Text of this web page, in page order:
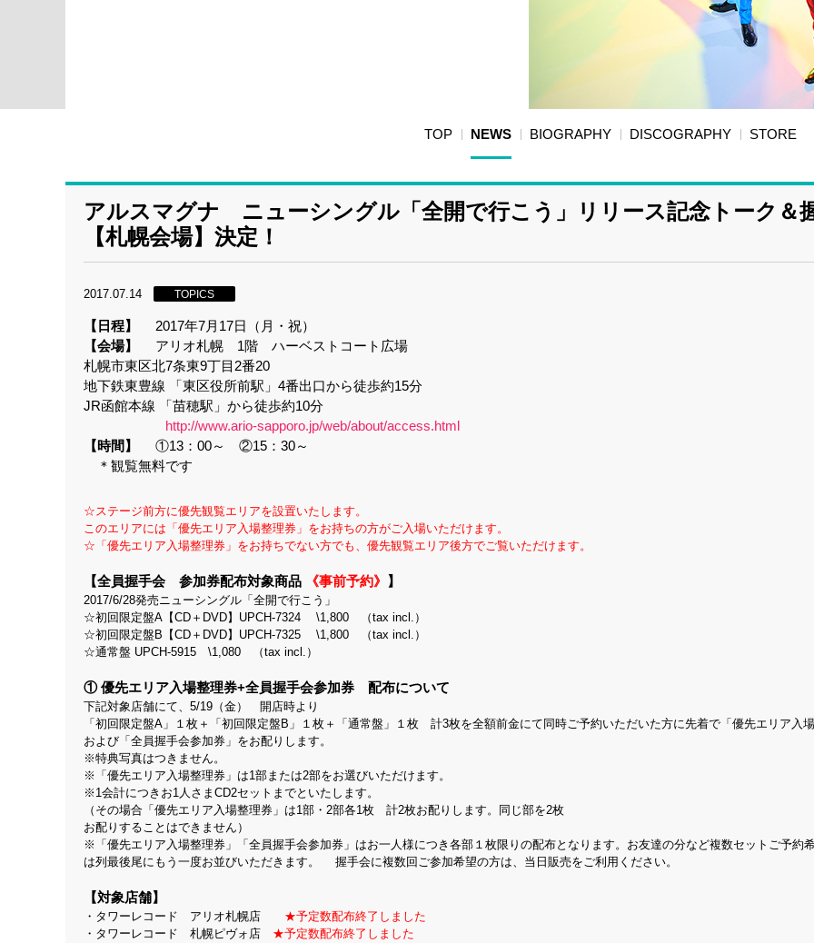
TOP NEWS BIOGRAPHY DISCOGRAPHY STORE
アルスマグナ ニューシングル「全開で行こう」リリース記念トーク＆
【札幌会場】決定！
2017.07.14 TOPICS
【日程】
2017年7月17日（月・祝）
【会場】
アリオ札幌 1階 ハーベストコート広場
札幌市東区北7条東9丁目2番20
地下鉄東豊線 「東区役所前駅」4番出口から徒歩約15分
JR函館本線 「苗穂駅」から徒歩約10分
http://www.ario-sapporo.jp/web/about/access.html
【時間】
①13：00～ ②15：30～
＊観覧無料です
☆ステージ前方に優先観覧エリアを設置いたします。
このエリアには「優先エリア入場整理券」をお持ちの方がご入場いただけます。
☆「優先エリア入場整理券」をお持ちでない方でも、優先観覧エリア後方でご覧いただけます。
【全員握手会 参加券配布対象商品 《事前予約》 】
2017/6/28発売ニューシングル「全開で行こう」
☆初回限定盤A【CD＋DVD】UPCH-7324 \1,800 （tax incl.）
☆初回限定盤B【CD＋DVD】UPCH-7325 \1,800 （tax incl.）
☆通常盤 UPCH-5915 \1,080 （tax incl.）
① 優先エリア入場整理券+全員握手会参加券 配布について
下記対象店舗にて、5/19（金） 開店時より
「初回限定盤A」１枚＋「初回限定盤B」１枚＋「通常盤」１枚 計3枚を全額前金にて同時ご予約いただいた方に先着で「優先エリア入場
および「全員握手会参加券」をお配りします。
※特典写真はつきません。
※「優先エリア入場整理券」は1部または2部をお選びいただけます。
※1会計につきお1人さまCD2セットまでといたします。
（その場合「優先エリア入場整理券」は1部・2部各1枚 計2枚お配りします。同じ部を2枚
お配りすることはできません）
※「優先エリア入場整理券」「全員握手会参加券」はお一人様につき各部１枚限りの配布となります。お友達の分など複数セットご予約
は列最後尾にもう一度お並びいただきます。 握手会に複数回ご参加希望の方は、当日販売をご利用ください。
【対象店舗】
・タワーレコード アリオ札幌店 ★予定数配布終了しました
・タワーレコード 札幌ピヴォ店 ★予定数配布終了しました